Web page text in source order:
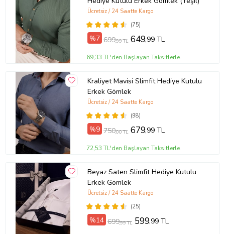
(75)
Ücretsiz / 24 Saatte Kargo
%7 699,99 TL 649,99 TL
69,33 TL'den Başlayan Taksitlerle
Kraliyet Mavisi Slimfit Hediye Kutulu
Erkek Gömlek
(98)
Ücretsiz / 24 Saatte Kargo
%9 750,00 TL 679,99 TL
72,53 TL'den Başlayan Taksitlerle
Beyaz Saten Slimfit Hediye Kutulu
Erkek Gömlek
(25)
Ücretsiz / 24 Saatte Kargo
%14 699,99 TL 599,99 TL